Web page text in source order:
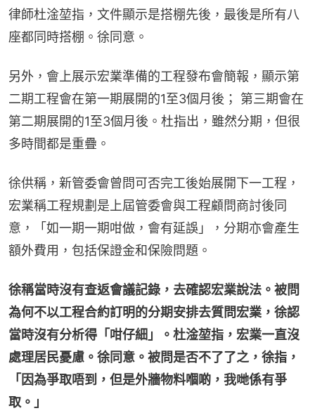
律師杜淦堃指，文件顯示是搭棚先後，最後是所有八
座都同時搭棚。徐同意。
另外，會上展示宏業準備的工程發布會簡報，顯示第
二期工程會在第一期展開的1至3個月後； 第三期會在
第二期展開的1至3個月後。杜指出，雖然分期，但很
多時間都是重疊。
徐供稱，新管委會曾問可否完工後始展開下一工程，
宏業稱工程規劃是上屆管委會與工程顧問商討後同
意，「如一期一期咁做，會有延誤」，分期亦會產生
額外費用，包括保證金和保險問題。
徐稱當時沒有查返會議記錄，去確認宏業說法。被問
為何不以工程合約訂明的分期安排去質問宏業，徐認
當時沒有分析得「咁仔細」。杜淦堃指，宏業一直沒
處理居民憂慮。徐同意。被問是否不了了之，徐指，
「因為爭取唔到，但是外牆物料嗰啲，我哋係有爭
取。」